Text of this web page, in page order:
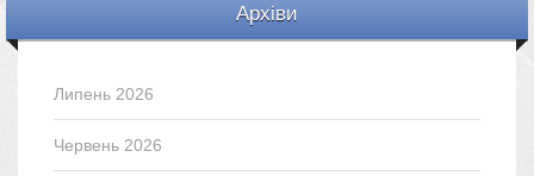
Архіви
Липень 2026
Червень 2026